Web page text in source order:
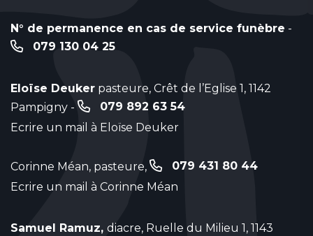
N° de permanence en cas de service funèbre -
079 130 04 25
Eloïse Deuker pasteure, Crêt de l’Eglise 1, 1142
Pampigny -
079 892 63 54
Ecrire un mail à Eloïse Deuker
Corinne Méan, pasteure,
079 431 80 44
Ecrire un mail à Corinne Méan
Samuel Ramuz, diacre, Ruelle du Milieu 1, 1143